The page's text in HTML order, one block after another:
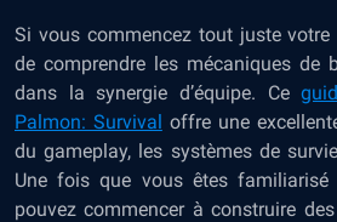
Si vous commencez tout juste
de comprendre les mécaniques de
dans la synergie d’équipe. Ce
Palmon: Survival offre une
du gameplay, les systèmes de
Une fois que vous êtes familiarisé
pouvez commencer à construire